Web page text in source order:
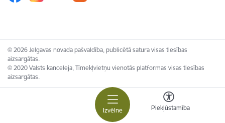
Izvēlne Piekļūstamība
© 2026 Jelgavas novada pašvaldība, publicētā satura visas tiesības
aizsargātas.
© 2020 Valsts kanceleja, Tīmekļvietņu vienotās platformas visas tiesības
aizsargātas.